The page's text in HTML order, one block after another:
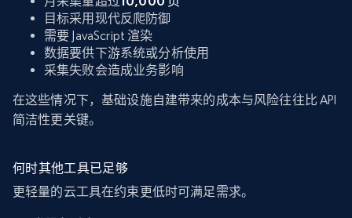
目标采用现代反爬防御
需要 JavaScript 渲染
数据要供下游系统或分析使用
采集失败会造成业务影响
在这些情况下，基础设施自建带来的成本与风险往往比 API
简洁性更关键。
何时其他工具已足够
更轻量的云工具在约束更低时可满足需求。